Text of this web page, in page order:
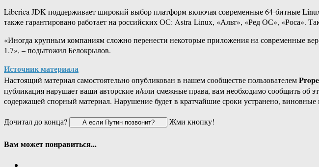
Liberica JDK поддерживает широкий выбор платформ включая современные 64-​битные
также гарантировано работает на российских ОС: Astra Linux, «Альт», «Ред ОС», «Роса».
«Иногда крупным компаниям сложно перенести некоторые приложения на современные
1.7», – подытожил Белокрылов.
Источник материала
Настоящий материал самостоятельно опубликован в нашем сообществе пользователем
публикация нарушает ваши авторские и/или смежные права, вам необходимо сообщить об
содержащей спорный материал. Нарушение будет в кратчайшие сроки устранено, виновные
Дочитал до конца?
Жми кнопку!
Вам может понравиться...